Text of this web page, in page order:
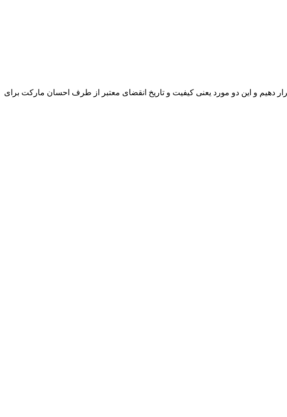
دهیم و این دو مورد یعنی کیفیت و تاریخ انقضای معتبر از طرف احسان مارکت برای